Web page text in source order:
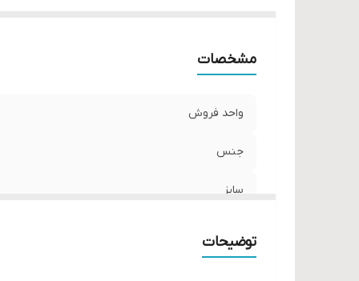
مشخصات
واحد فروش
جنس
سایز
توضیحات